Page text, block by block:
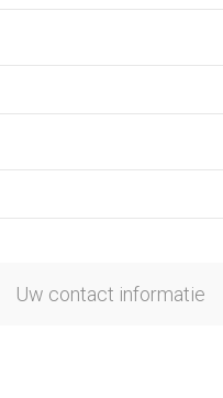
Uw contact informatie